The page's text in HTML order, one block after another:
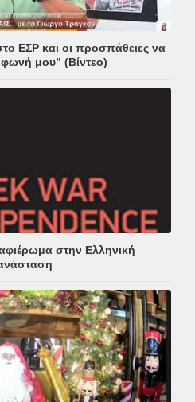
ΕΣΡ και οι προσπάθειες να
μου” (Βίντεο)
στην Ελληνική